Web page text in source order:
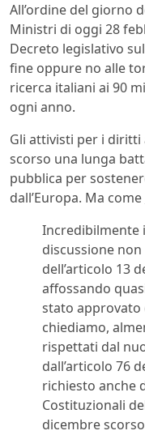
All’ordine del giorno
Ministri di oggi 28
Decreto legislativo
fine oppure no alle
ricerca italiani ai 90
ogni anno.
Gli attivisti per i diritti
scorso una lunga
pubblica per
dall’Europa. Ma come
Incredibilmente
discussione
dell’articolo 13
affossando
stato approvato
chiediamo,
rispettati dal
dall’articolo 76
richiesto anche
Costituzionali
dicembre